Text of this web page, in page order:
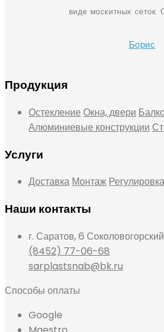
виде москитных сеток.
Борис
Продукция
Остекление Окна, двери
Алюминиевые конструкции
Услуги
Доставка Монтаж Регулировка
Наши контакты
г. Саратов, 6 Соколовогорский
(8452) 77-06-68
sarplastsnab@bk.ru
Способы оплаты
Google